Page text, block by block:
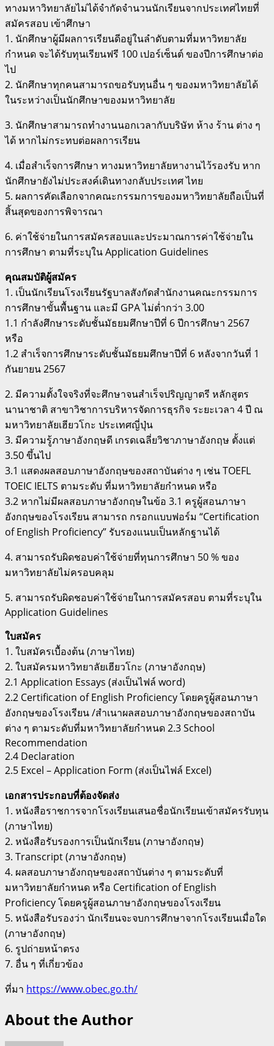
ทางมหาวิทยาลัยไม่ได้จำกัดจำนวนนักเรียนจากประเทศไทยที่
สมัครสอบ เข้าศึกษา
1. นักศึกษาผู้มีผลการเรียนดีอยู่ในลำดับตามที่มหาวิทยาลัย
กำหนด จะได้รับทุนเรียนฟรี 100 เปอร์เซ็นต์ ของปีการศึกษาต่อ
ไป
2. นักศึกษาทุกคนสามารถขอรับทุนอื่น ๆ ของมหาวิทยาลัยได้
ในระหว่างเป็นนักศึกษาของมหาวิทยาลัย
3. นักศึกษาสามารถทำงานนอกเวลากับบริษัท ห้าง ร้าน ต่าง ๆ
ได้ หากไม่กระทบต่อผลการเรียน
4. เมื่อสำเร็จการศึกษา ทางมหาวิทยาลัยหางานไว้รองรับ หาก
นักศึกษายังไม่ประสงค์เดินทางกลับประเทศ ไทย
5. ผลการคัดเลือกจากคณะกรรมการของมหาวิทยาลัยถือเป็นที่
สิ้นสุดของการพิจารณา
6. ค่าใช้จ่ายในการสมัครสอบและประมาณการค่าใช้จ่ายใน
การศึกษา ตามที่ระบุใน Application Guidelines
คุณสมบัติผู้สมัคร
1. เป็นนักเรียนโรงเรียนรัฐบาลสังกัดสำนักงานคณะกรรมการ
การศึกษาขั้นพื้นฐาน และมี GPA ไม่ต่ำกว่า 3.00
1.1 กำลังศึกษาระดับชั้นมัธยมศึกษาปีที่ 6 ปีการศึกษา 2567
หรือ
1.2 สำเร็จการศึกษาระดับชั้นมัธยมศึกษาปีที่ 6 หลังจากวันที่ 1
กันยายน 2567
2. มีความตั้งใจจริงที่จะศึกษาจนสำเร็จปริญญาตรี หลักสูตร
นานาชาติ สาขาวิชาการบริหารจัดการธุรกิจ ระยะเวลา 4 ปี ณ
มหาวิทยาลัยเฮียวโกะ ประเทศญี่ปุ่น
3. มีความรู้ภาษาอังกฤษดี เกรดเฉลี่ยวิชาภาษาอังกฤษ ตั้งแต่
3.50 ขึ้นไป
3.1 แสดงผลสอบภาษาอังกฤษของสถาบันต่าง ๆ เช่น TOEFL
TOEIC IELTS ตามระดับ ที่มหาวิทยาลัยกำหนด หรือ
3.2 หากไม่มีผลสอบภาษาอังกฤษในข้อ 3.1 ครูผู้สอนภาษา
อังกฤษของโรงเรียน สามารถ กรอกแบบฟอร์ม “Certification
of English Proficiency” รับรองแนบเป็นหลักฐานได้
4. สามารถรับผิดชอบค่าใช้จ่ายที่ทุนการศึกษา 50 % ของ
มหาวิทยาลัยไม่ครอบคลุม
5. สามารถรับผิดชอบค่าใช้จ่ายในการสมัครสอบ ตามที่ระบุใน
Application Guidelines
ใบสมัคร
1. ใบสมัครเบื้องต้น (ภาษาไทย)
2. ใบสมัครมหาวิทยาลัยเฮียวโกะ (ภาษาอังกฤษ)
2.1 Application Essays (ส่งเป็นไฟล์ word)
2.2 Certification of English Proficiency โดยครูผู้สอนภาษา
อังกฤษของโรงเรียน /สำเนาผลสอบภาษาอังกฤษของสถาบัน
ต่าง ๆ ตามระดับที่มหาวิทยาลัยกำหนด 2.3 School
Recommendation
2.4 Declaration
2.5 Excel – Application Form (ส่งเป็นไฟล์ Excel)
เอกสารประกอบที่ต้องจัดส่ง
1. หนังสือราชการจากโรงเรียนเสนอชื่อนักเรียนเข้าสมัครรับทุน
(ภาษาไทย)
2. หนังสือรับรองการเป็นนักเรียน (ภาษาอังกฤษ)
3. Transcript (ภาษาอังกฤษ)
4. ผลสอบภาษาอังกฤษของสถาบันต่าง ๆ ตามระดับที่
มหาวิทยาลัยกำหนด หรือ Certification of English
Proficiency โดยครูผู้สอนภาษาอังกฤษของโรงเรียน
5. หนังสือรับรองว่า นักเรียนจะจบการศึกษาจากโรงเรียนเมื่อใด
(ภาษาอังกฤษ)
6. รูปถ่ายหน้าตรง
7. อื่น ๆ ที่เกี่ยวข้อง
ที่มา https://www.obec.go.th/
About the Author